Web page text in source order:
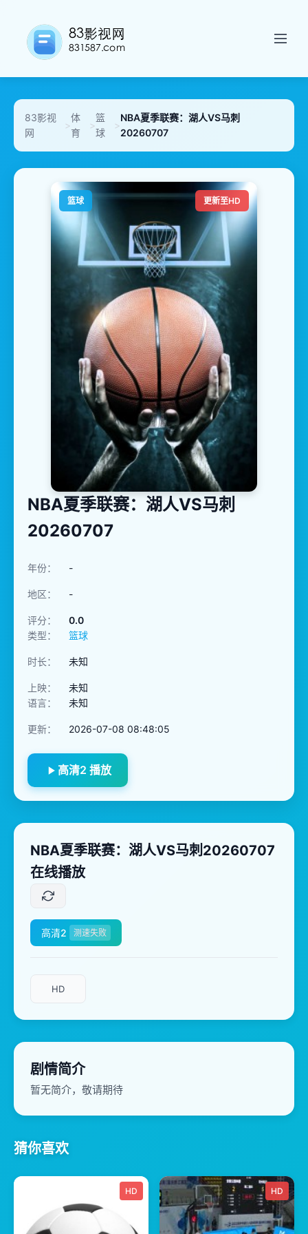
83影视
网
>
体
育
>
篮
球
>
NBA夏季联赛：湖人VS马刺
20260707
篮球 更新至HD
NBA夏季联赛：湖人VS马刺
20260707
年份： -
地区： -
评分：
0.0
类型：
篮球
时长： 未知
上映：
未知
语言：
未知
更新： 2026-07-08 08:48:05
高清2 播放
NBA夏季联赛：湖人VS马刺20260707
在线播放
高清2 测速失败
HD
剧情简介
暂无简介，敬请期待
猜你喜欢
HD HD